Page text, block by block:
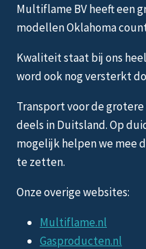
Multiflame BV heeft een
modellen Oklahoma
Kwaliteit staat bij ons
word ook nog versterkt
Transport voor de
deels in Duitsland. Op
mogelijk helpen we mee
te zetten.
Onze overige websites:
Multiflame.nl
Gasproducten.nl